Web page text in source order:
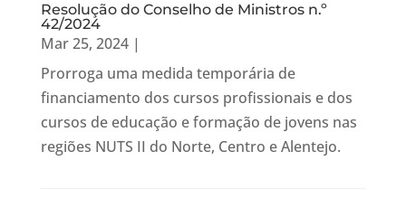
Resolução do Conselho de Ministros n.º
42/2024
Mar 25, 2024|
Prorroga uma medida temporária de
financiamento dos cursos profissionais e dos
cursos de educação e formação de jovens nas
regiões NUTS II do Norte, Centro e Alentejo.